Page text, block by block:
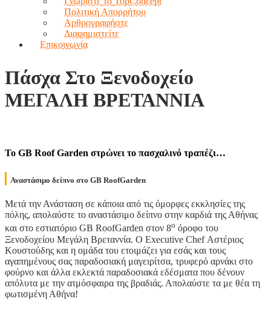
Πολιτική Απορρήτου
Αρθρογραφήστε
Διαφημιστείτε
Επικοινωνία
Πάσχα Στo Ξενοδοχείο
ΜΕΓΑΛΗ ΒΡΕΤΑΝΝΙΑ
Το GB Roof Garden στρώνει το πασχαλινό τραπέζι…
Αναστάσιμο δείπνο στο GB RoofGarden
Μετά την Ανάσταση σε κάποια από τις όμορφες εκκλησίες της
πόλης, απολαύστε το αναστάσιμο δείπνο στην καρδιά της Αθήνας
και στο εστιατόριο GB RoofGarden στον 8ο όροφο του
Ξενοδοχείου Μεγάλη Βρεταννία. Ο Executive Chef Αστέριος
Κουστούδης και η ομάδα του ετοιμάζει για εσάς και τους
αγαπημένους σας παραδοσιακή μαγειρίτσα, τρυφερό αρνάκι στο
φούρνο και άλλα εκλεκτά παραδοσιακά εδέσματα που δένουν
απόλυτα με την ατμόσφαιρα της βραδιάς. Απολαύστε τα με θέα τη
φωτισμένη Αθήνα!